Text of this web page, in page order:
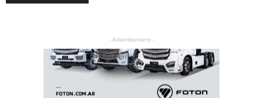
- Advertisement -